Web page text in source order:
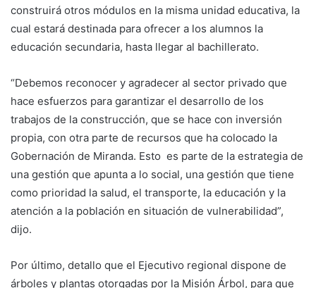
construirá otros módulos en la misma unidad educativa, la
cual estará destinada para ofrecer a los alumnos la
educación secundaria, hasta llegar al bachillerato.
“Debemos reconocer y agradecer al sector privado que
hace esfuerzos para garantizar el desarrollo de los
trabajos de la construcción, que se hace con inversión
propia, con otra parte de recursos que ha colocado la
Gobernación de Miranda. Esto es parte de la estrategia de
una gestión que apunta a lo social, una gestión que tiene
como prioridad la salud, el transporte, la educación y la
atención a la población en situación de vulnerabilidad”,
dijo.
Por último, detallo que el Ejecutivo regional dispone de
árboles y plantas otorgadas por la Misión Árbol, para que